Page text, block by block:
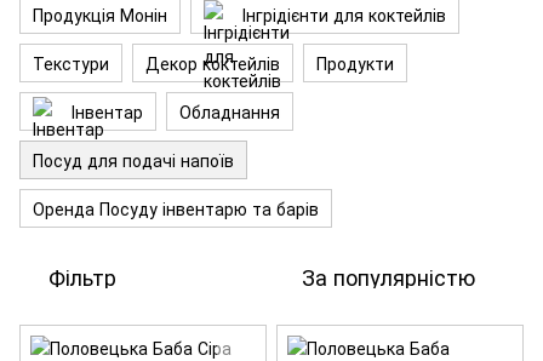
Продукція Монін
Інгрідієнти для коктейлів
Текстури
Декор коктейлів
Продукти
Інвентар
Обладнання
Посуд для подачі напоїв
Оренда Посуду інвентарю та барів
Фільтр За популярністю